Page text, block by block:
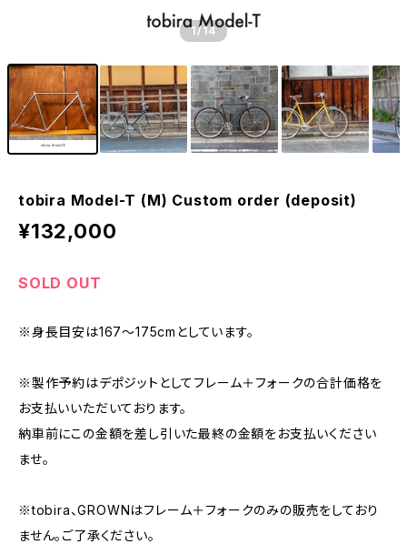
1 /14
tobira Model-T (M) Custom order (deposit)
¥132,000
SOLD OUT
※身長目安は167〜175cmとしています。
※製作予約はデポジットとしてフレーム＋フォークの合計価格を
お支払いいただいております。
納車前にこの金額を差し引いた最終の金額をお支払いください
ませ。
※tobira、GROWNはフレーム＋フォークのみの販売をしており
ません。ご了承ください。